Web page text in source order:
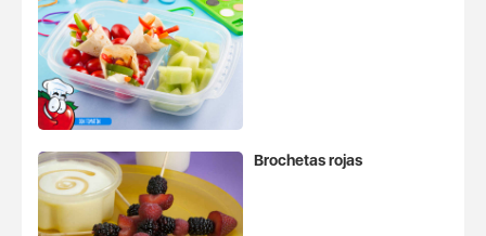
Brochetas rojas